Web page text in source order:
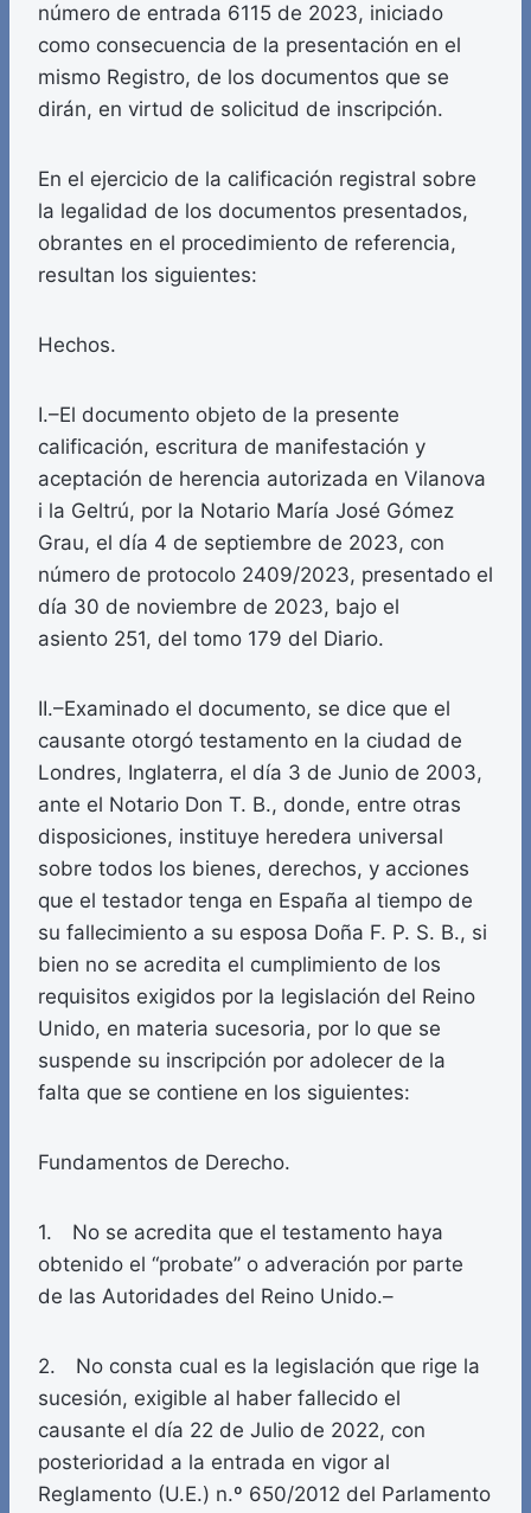
número de entrada 6115 de 2023, iniciado
como consecuencia de la presentación en el
mismo Registro, de los documentos que se
dirán, en virtud de solicitud de inscripción.
En el ejercicio de la calificación registral sobre
la legalidad de los documentos presentados,
obrantes en el procedimiento de referencia,
resultan los siguientes:
Hechos.
I.–El documento objeto de la presente
calificación, escritura de manifestación y
aceptación de herencia autorizada en Vilanova
i la Geltrú, por la Notario María José Gómez
Grau, el día 4 de septiembre de 2023, con
número de protocolo 2409/2023, presentado el
día 30 de noviembre de 2023, bajo el
asiento 251, del tomo 179 del Diario.
II.–Examinado el documento, se dice que el
causante otorgó testamento en la ciudad de
Londres, Inglaterra, el día 3 de Junio de 2003,
ante el Notario Don T. B., donde, entre otras
disposiciones, instituye heredera universal
sobre todos los bienes, derechos, y acciones
que el testador tenga en España al tiempo de
su fallecimiento a su esposa Doña F. P. S. B., si
bien no se acredita el cumplimiento de los
requisitos exigidos por la legislación del Reino
Unido, en materia sucesoria, por lo que se
suspende su inscripción por adolecer de la
falta que se contiene en los siguientes:
Fundamentos de Derecho.
1. No se acredita que el testamento haya
obtenido el “probate” o adveración por parte
de las Autoridades del Reino Unido.–
2. No consta cual es la legislación que rige la
sucesión, exigible al haber fallecido el
causante el día 22 de Julio de 2022, con
posterioridad a la entrada en vigor al
Reglamento (U.E.) n.º 650/2012 del Parlamento